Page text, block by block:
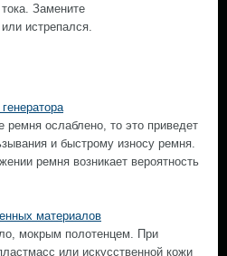
тока. Замените
истрепался.
ослаблено, то это приведет
и быстрому износу ремня.
ремня возникает вероятность
материалов
мокрым полотенцем. При
или искусственной кожи